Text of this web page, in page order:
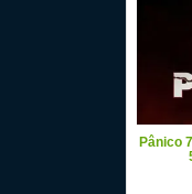
Pânico